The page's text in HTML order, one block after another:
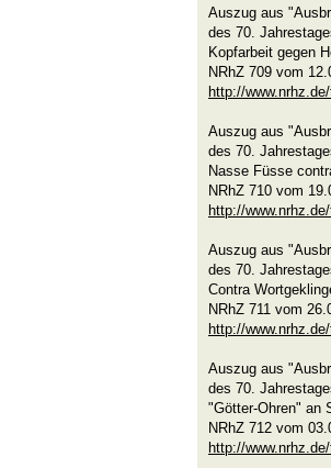
Auszug aus
des 70.
Kopfarbeit gegen
NRhZ 709 vom
http://
Auszug aus
des 70.
Nasse Füsse
NRhZ 710 vom
http://
Auszug aus
des 70.
Contra
NRhZ 711 vom
http://
Auszug aus
des 70.
"Götter-Ohren" an
NRhZ 712 vom
http://